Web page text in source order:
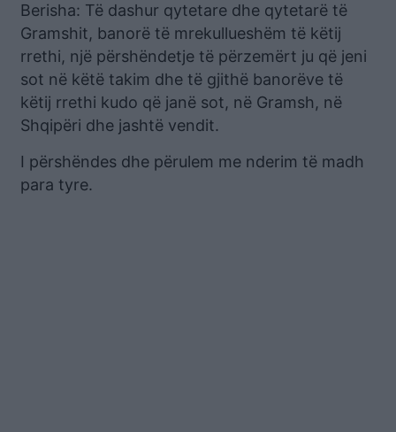
Berisha: Të dashur qytetare dhe qytetarë të
Gramshit, banorë të mrekullueshëm të këtij
rrethi, një përshëndetje të përzemërt ju që jeni
sot në këtë takim dhe të gjithë banorëve të
këtij rrethi kudo që janë sot, në Gramsh, në
Shqipëri dhe jashtë vendit.
I përshëndes dhe përulem me nderim të madh
para tyre.